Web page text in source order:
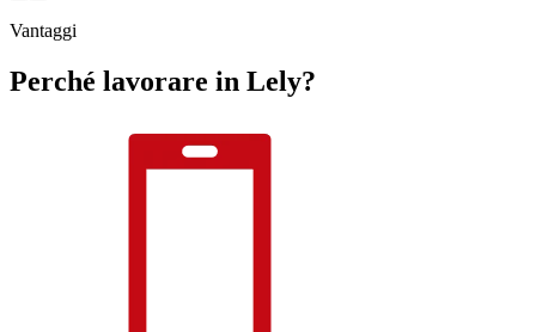
Vantaggi
Perché lavorare in Lely?